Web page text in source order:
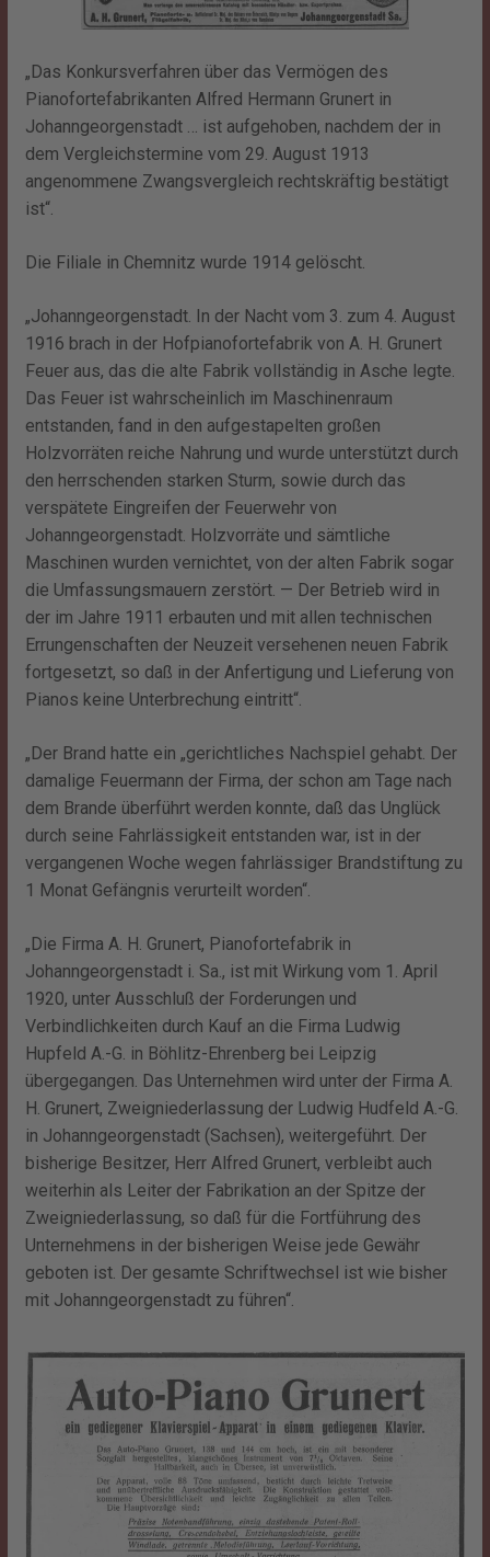
„Das Konkursverfahren über das Vermögen des
Pianofortefabrikanten Alfred Hermann Grunert in
Johanngeorgenstadt … ist aufgehoben, nachdem der in
dem Vergleichstermine vom 29. August 1913
angenommene Zwangsvergleich rechtskräftig bestätigt
ist“.
Die Filiale in Chemnitz wurde 1914 gelöscht.
„Johanngeorgenstadt. In der Nacht vom 3. zum 4. August
1916 brach in der Hofpianofortefabrik von A. H. Grunert
Feuer aus, das die alte Fabrik vollständig in Asche legte.
Das Feuer ist wahrscheinlich im Maschinenraum
entstanden, fand in den aufgestapelten großen
Holzvorräten reiche Nahrung und wurde unterstützt durch
den herrschenden starken Sturm, sowie durch das
verspätete Eingreifen der Feuerwehr von
Johanngeorgenstadt. Holzvorräte und sämtliche
Maschinen wurden vernichtet, von der alten Fabrik sogar
die Umfassungsmauern zerstört. — Der Betrieb wird in
der im Jahre 1911 erbauten und mit allen technischen
Errungenschaften der Neuzeit versehenen neuen Fabrik
fortgesetzt, so daß in der Anfertigung und Lieferung von
Pianos keine Unterbrechung eintritt“.
„Der Brand hatte ein „gerichtliches Nachspiel gehabt. Der
damalige Feuermann der Firma, der schon am Tage nach
dem Brande überführt werden konnte, daß das Unglück
durch seine Fahrlässigkeit entstanden war, ist in der
vergangenen Woche wegen fahrlässiger Brandstiftung zu
1 Monat Gefängnis verurteilt worden“.
„Die Firma A. H. Grunert, Pianofortefabrik in
Johanngeorgenstadt i. Sa., ist mit Wirkung vom 1. April
1920, unter Ausschluß der Forderungen und
Verbindlichkeiten durch Kauf an die Firma Ludwig
Hupfeld A.-G. in Böhlitz-Ehrenberg bei Leipzig
übergegangen. Das Unternehmen wird unter der Firma A.
H. Grunert, Zweigniederlassung der Ludwig Hudfeld A.-G.
in Johanngeorgenstadt (Sachsen), weitergeführt. Der
bisherige Besitzer, Herr Alfred Grunert, verbleibt auch
weiterhin als Leiter der Fabrikation an der Spitze der
Zweigniederlassung, so daß für die Fortführung des
Unternehmens in der bisherigen Weise jede Gewähr
geboten ist. Der gesamte Schriftwechsel ist wie bisher
mit Johanngeorgenstadt zu führen“.